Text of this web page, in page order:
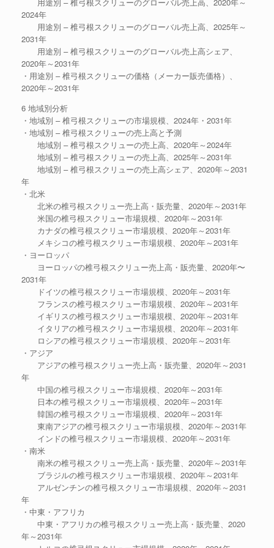
2024年
用途別 – 椎弓根スクリューのグローバル売上高、2025年～
2031年
用途別 – 椎弓根スクリューのグローバル売上高シェア、
2020年～2031年
・用途別 – 椎弓根スクリューの価格（メーカー販売価格）、
2020年～2031年
6 地域別分析
・地域別 – 椎弓根スクリューの市場規模、2024年・2031年
・地域別 – 椎弓根スクリューの売上高と予測
地域別 – 椎弓根スクリューの売上高、2020年～2024年
地域別 – 椎弓根スクリューの売上高、2025年～2031年
地域別 – 椎弓根スクリューの売上高シェア、2020年～2031
年
・北米
北米の椎弓根スクリュー売上高・販売量、2020年～2031年
米国の椎弓根スクリュー市場規模、2020年～2031年
カナダの椎弓根スクリュー市場規模、2020年～2031年
メキシコの椎弓根スクリュー市場規模、2020年～2031年
・ヨーロッパ
ヨーロッパの椎弓根スクリュー売上高・販売量、2020年〜
2031年
ドイツの椎弓根スクリュー市場規模、2020年～2031年
フランスの椎弓根スクリュー市場規模、2020年～2031年
イギリスの椎弓根スクリュー市場規模、2020年～2031年
イタリアの椎弓根スクリュー市場規模、2020年～2031年
ロシアの椎弓根スクリュー市場規模、2020年～2031年
・アジア
アジアの椎弓根スクリュー売上高・販売量、2020年～2031
年
中国の椎弓根スクリュー市場規模、2020年～2031年
日本の椎弓根スクリュー市場規模、2020年～2031年
韓国の椎弓根スクリュー市場規模、2020年～2031年
東南アジアの椎弓根スクリュー市場規模、2020年～2031年
インドの椎弓根スクリュー市場規模、2020年～2031年
・南米
南米の椎弓根スクリュー売上高・販売量、2020年～2031年
ブラジルの椎弓根スクリュー市場規模、2020年～2031年
アルゼンチンの椎弓根スクリュー市場規模、2020年～2031
年
・中東・アフリカ
中東・アフリカの椎弓根スクリュー売上高・販売量、2020
年～2031年